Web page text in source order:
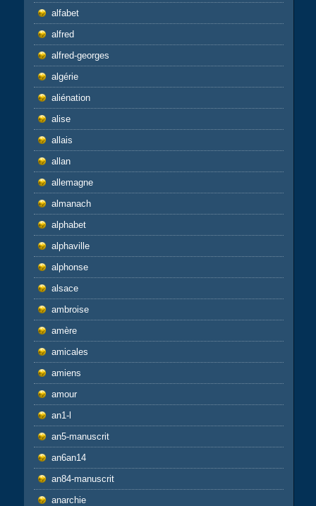
alfabet
alfred
alfred-georges
algérie
aliénation
alise
allais
allan
allemagne
almanach
alphabet
alphaville
alphonse
alsace
ambroise
amère
amicales
amiens
amour
an1-l
an5-manuscrit
an6an14
an84-manuscrit
anarchie